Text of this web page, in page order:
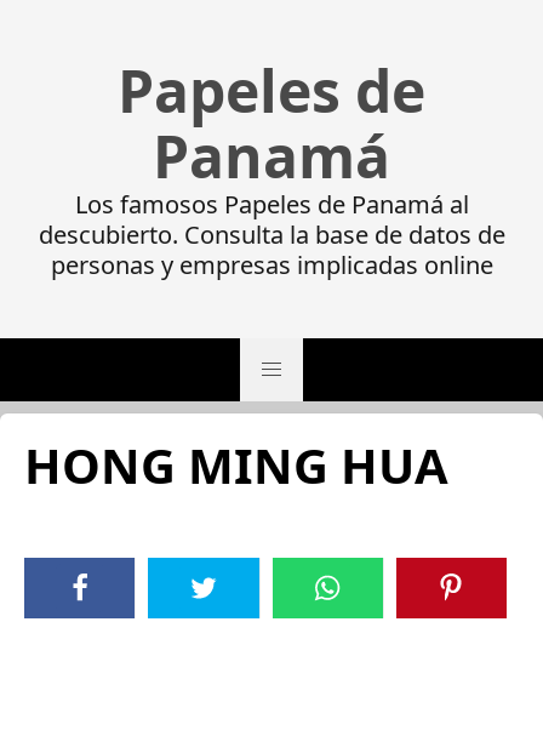
Papeles de
Panamá
Los famosos Papeles de Panamá al
descubierto. Consulta la base de datos de
personas y empresas implicadas online
HONG MING HUA